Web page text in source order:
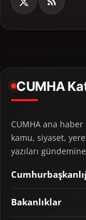
CUMHA
CUMHA ana
kamu, siyaset,
yazıları
Bakanlıklar